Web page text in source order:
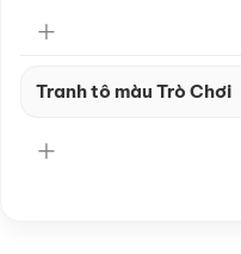
Tranh tô màu Trò Chơi